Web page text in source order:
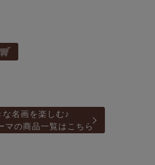
な名画を楽しむ♪
マの商品一覧はこちら